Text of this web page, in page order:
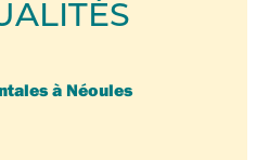
à Néoules